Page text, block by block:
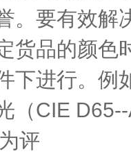
。要有效解
货品的颜色
下进行。例
（CIE D65--
评